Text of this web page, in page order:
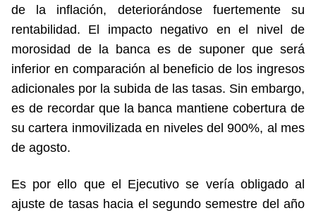
de la inflación, deteriorándose fuertemente su
rentabilidad. El impacto negativo en el nivel de
morosidad de la banca es de suponer que será
inferior en comparación al beneficio de los ingresos
adicionales por la subida de las tasas. Sin embargo,
es de recordar que la banca mantiene cobertura de
su cartera inmovilizada en niveles del 900%, al mes
de agosto.
Es por ello que el Ejecutivo se vería obligado al
ajuste de tasas hacia el segundo semestre del año